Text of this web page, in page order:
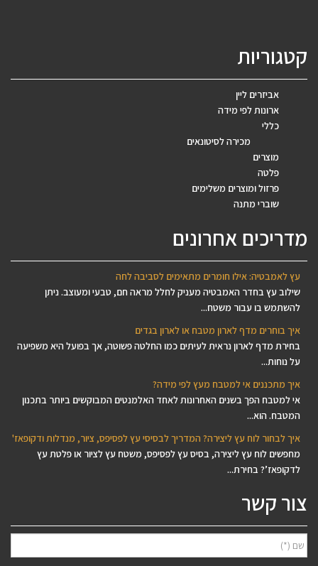
קטגוריות
אביזרים ליין
ארונות לפי מידה
כללי
מכירה לסיטונאים
מוצרים
פלטה
פרזול ומוצרים משלימים
שוברי מתנה
מדריכים אחרונים
עץ לאמבטיה: אילו חומרים מתאימים לסביבה לחה
שילוב עץ בחדר האמבטיה מעניק לחלל מראה חם, טבעי ומעוצב. ניתן
להשתמש בו עבור משטח...
איך בוחרים מדף לארון מטבח או לארון בגדים
בחירת מדף לארון נראית לעיתים כמו החלטה פשוטה, אך בפועל היא משפיעה
על נוחות...
איך מתכננים אי למטבח מעץ לפי מידה?
אי למטבח הפך בשנים האחרונות לאחד האלמנטים המבוקשים ביותר בתכנון
המטבח. הוא...
איך לבחור לוח עץ ליצירה? המדריך לבסיסי עץ לפסיפס, ציור, מנדלות ודקופאז'
מחפשים לוח עץ ליצירה, בסיס עץ לפסיפס, משטח עץ לציור או פלטת עץ
לדקופאז’? בחירת...
צור קשר